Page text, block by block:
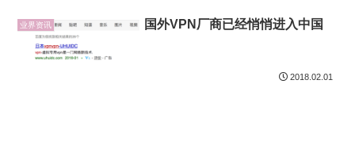
业界资讯 国外VPN厂商已经悄悄进入中国
2018.02.01